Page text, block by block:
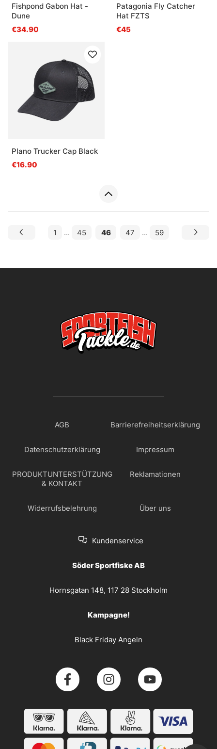
Fishpond Gabon Hat -
Dune
€34.90
Patagonia Fly Catcher
Hat FZTS
€45
Plano Trucker Cap Black
€16.90
1 ... 45 46 47 ... 59
AGB Barrierefreiheitserklärung
Datenschutzerklärung Impressum
PRODUKTUNTERSTÜTZUNG
& KONTAKT
Reklamationen
Widerrufsbelehrung Über uns
Kundenservice
Söder Sportfiske AB
Hornsgatan 148, 117 28 Stockholm
Kampagne!
Black Friday Angeln